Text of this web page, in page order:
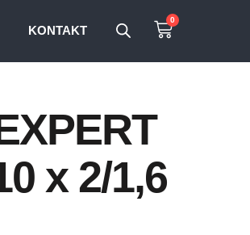
KONTAKT
0
x 2/1,6